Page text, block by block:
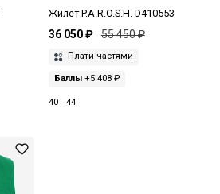
Жилет P.A.R.O.S.H. D410553
36 050 ₽ 55 450 ₽
Плати частями
Баллы+5 408 ₽
40 44